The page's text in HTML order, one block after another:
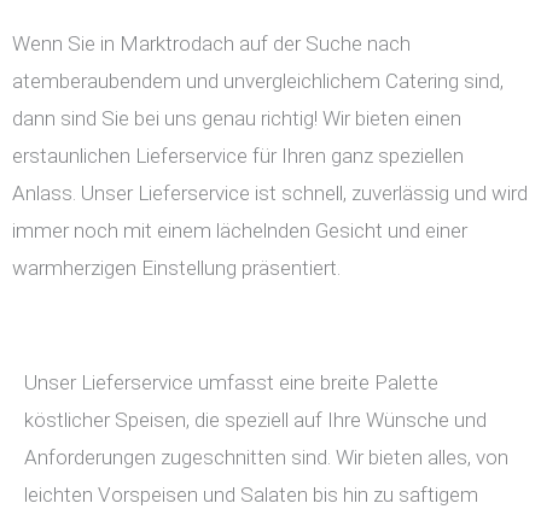
Wenn Sie in Marktrodach auf der Suche nach
atemberaubendem und unvergleichlichem Catering sind,
dann sind Sie bei uns genau richtig! Wir bieten einen
erstaunlichen Lieferservice für Ihren ganz speziellen
Anlass. Unser Lieferservice ist schnell, zuverlässig und wird
immer noch mit einem lächelnden Gesicht und einer
warmherzigen Einstellung präsentiert.
Unser Lieferservice umfasst eine breite Palette
köstlicher Speisen, die speziell auf Ihre Wünsche und
Anforderungen zugeschnitten sind. Wir bieten alles, von
leichten Vorspeisen und Salaten bis hin zu saftigem